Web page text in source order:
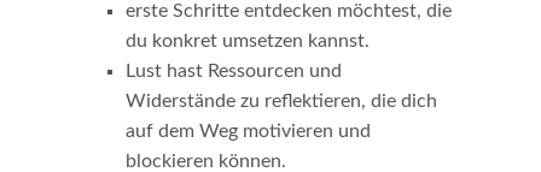
erste Schritte entdecken möchtest, die
du konkret umsetzen kannst.
Lust hast Ressourcen und
Widerstände zu reflektieren, die dich
auf dem Weg motivieren und
blockieren können.